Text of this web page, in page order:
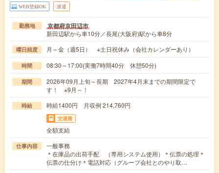
WEB登録OK 派遣
勤務地 京都府京田辺市
新田辺駅から車10分／長尾(大阪府)駅から車8分
曜日頻度 月～金（週5日） ※土日祝休み（会社カレンダーあり）
時間 08:30～17:00(実働7時間40分 休憩50分)
期間
2026年09月上旬～長期 2027年4月末までの期間限定で
す！ ※9月～！
時給 時給1400円 月収例 214,760円
交通費
全額支給
仕事内容
一般事務
＊在庫品の出荷手配 （専用システム使用）＊伝票の処理＊
伝票の仕分け＊電話対応（グループ会社とのやり取…